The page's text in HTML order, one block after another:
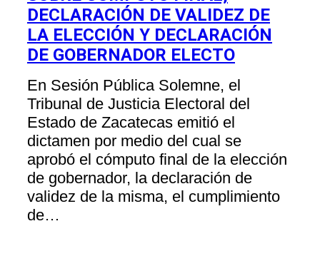
DECLARACIÓN DE VALIDEZ DE
LA ELECCIÓN Y DECLARACIÓN
DE GOBERNADOR ELECTO
En Sesión Pública Solemne, el
Tribunal de Justicia Electoral del
Estado de Zacatecas emitió el
dictamen por medio del cual se
aprobó el cómputo final de la elección
de gobernador, la declaración de
validez de la misma, el cumplimiento
de…